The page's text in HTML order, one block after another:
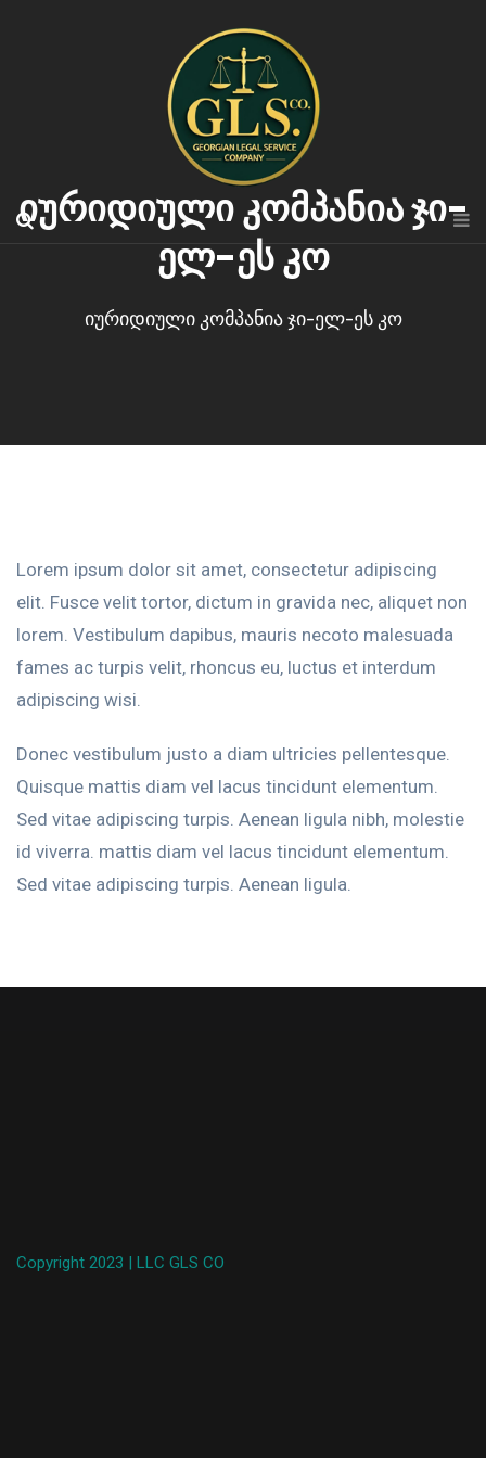
იურიდიული კომპანია ჯი-
ელ-ეს კო
იურიდიული კომპანია ჯი-ელ-ეს კო
Lorem ipsum dolor sit amet, consectetur adipiscing
elit. Fusce velit tortor, dictum in gravida nec, aliquet non
lorem. Vestibulum dapibus, mauris necoto malesuada
fames ac turpis velit, rhoncus eu, luctus et interdum
adipiscing wisi.
Donec vestibulum justo a diam ultricies pellentesque.
Quisque mattis diam vel lacus tincidunt elementum.
Sed vitae adipiscing turpis. Aenean ligula nibh, molestie
id viverra. mattis diam vel lacus tincidunt elementum.
Sed vitae adipiscing turpis. Aenean ligula.
Copyright 2023 | LLC GLS CO